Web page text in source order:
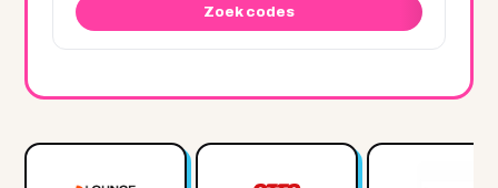
Zoek codes